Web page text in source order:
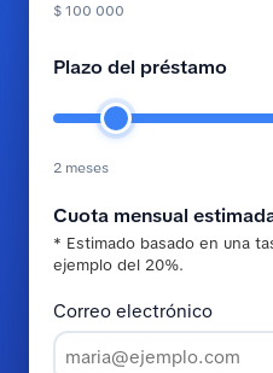
$ 100 000
Plazo del préstamo
2 meses
Cuota mensual
* Estimado basado en una
ejemplo del 20%.
Correo electrónico